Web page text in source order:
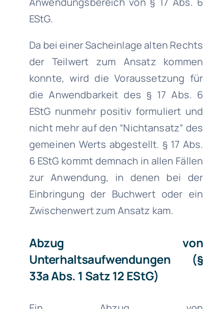
EStG.
Da bei einer Sacheinlage alten Rechts
der Teilwert zum Ansatz kommen
konnte, wird die Voraussetzung für
die Anwendbarkeit des § 17 Abs. 6
EStG nunmehr positiv formuliert und
nicht mehr auf den “Nichtansatz” des
gemeinen Werts abgestellt. § 17 Abs.
6 EStG kommt demnach in allen Fällen
zur Anwendung, in denen bei der
Einbringung der Buchwert oder ein
Zwischenwert zum Ansatz kam.
Abzug von
Unterhaltsaufwendungen (§
33a Abs. 1 Satz 12 EStG)